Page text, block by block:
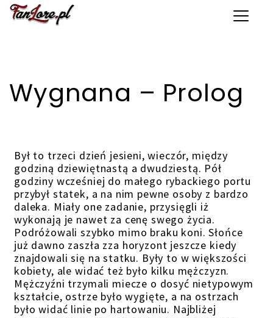
Toggle
Wygnana – Prolog
Był to trzeci dzień jesieni, wieczór, między
godziną dziewiętnastą a dwudziestą. Pół
godziny wcześniej do małego rybackiego portu
przybył statek, a na nim pewne osoby z bardzo
daleka. Miały one zadanie, przysięgli iż
wykonają je nawet za cenę swego życia.
Podróżowali szybko mimo braku koni. Słońce
już dawno zaszła zza horyzont jeszcze kiedy
znajdowali się na statku. Były to w większości
kobiety, ale widać też było kilku mężczyzn.
Mężczyźni trzymali miecze o dosyć nietypowym
kształcie, ostrze było wygięte, a na ostrzach
było widać linie po hartowaniu. Najbliżej